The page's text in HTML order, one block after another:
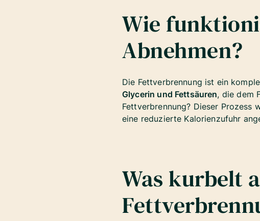
Wie
Abnehmen?
Die Fettverbrennung ist ein
Glycerin und Fettsäuren, die dem
Fettverbrennung? Dieser
eine reduzierte Kalorienzufuhr
Was kurbelt